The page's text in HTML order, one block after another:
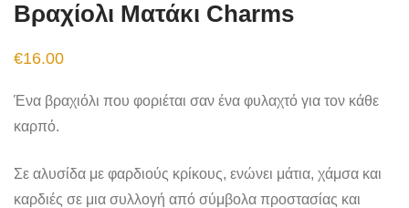
Βραχίολι Ματάκι Charms
€16.00
Ένα βραχιόλι που φοριέται σαν ένα φυλαχτό για τον κάθε
καρπό.
Σε αλυσίδα με φαρδιούς κρίκους, ενώνει μάτια, χάμσα και
καρδιές σε μια συλλογή από σύμβολα προστασίας και